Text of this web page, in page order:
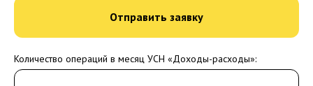
Отправить заявку
Количество операций в месяц УСН «Доходы-расходы»: